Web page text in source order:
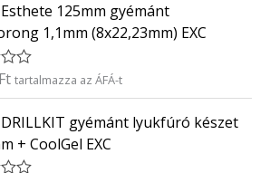
125mm gyémánt
1,1mm (8x22,23mm) EXC
Ft tartalmazza az ÁFÁ-t
gyémánt lyukfúró készet
+ CoolGel EXC